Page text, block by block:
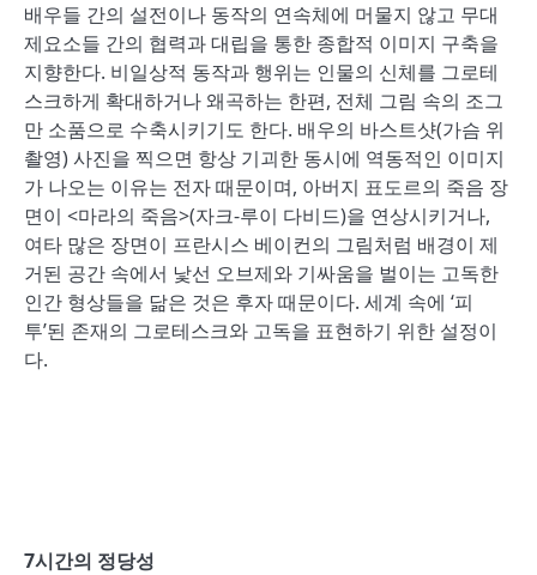
배우들 간의 설전이나 동작의 연속체에 머물지 않고 무대
제요소들 간의 협력과 대립을 통한 종합적 이미지 구축을
지향한다. 비일상적 동작과 행위는 인물의 신체를 그로테
스크하게 확대하거나 왜곡하는 한편, 전체 그림 속의 조그
만 소품으로 수축시키기도 한다. 배우의 바스트샷(가슴 위
촬영) 사진을 찍으면 항상 기괴한 동시에 역동적인 이미지
가 나오는 이유는 전자 때문이며, 아버지 표도르의 죽음 장
면이 <마라의 죽음>(자크-루이 다비드)을 연상시키거나,
여타 많은 장면이 프란시스 베이컨의 그림처럼 배경이 제
거된 공간 속에서 낯선 오브제와 기싸움을 벌이는 고독한
인간 형상들을 닮은 것은 후자 때문이다. 세계 속에 ‘피
투’된 존재의 그로테스크와 고독을 표현하기 위한 설정이
다.
7시간의 정당성